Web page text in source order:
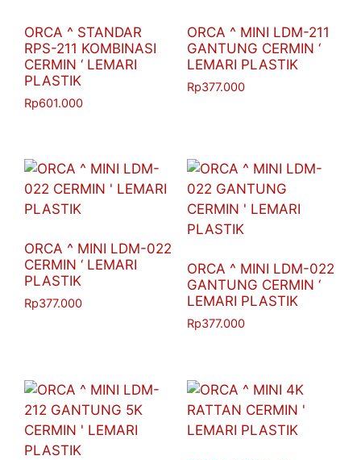
ORCA ^ STANDAR
RPS-211 KOMBINASI
CERMIN ‘ LEMARI
PLASTIK
Rp601.000
ORCA ^ MINI LDM-211
GANTUNG CERMIN ‘
LEMARI PLASTIK
Rp377.000
ORCA ^ MINI LDM-022
CERMIN ‘ LEMARI
PLASTIK
Rp377.000
ORCA ^ MINI LDM-022
GANTUNG CERMIN ‘
LEMARI PLASTIK
Rp377.000